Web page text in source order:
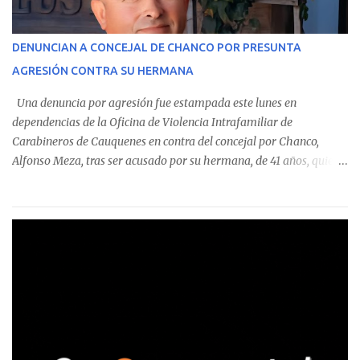
operaciones. Asimismo, se precisa que uno de los casos
corresponde a un funcionario de la Municipalidad de Chanco,
detectaron incumplimientos a la normativa vigente. El informe
precisa que la mayor cantidad de dinero apostado se registró en
Talca, donde...
DENUNCIAN A CONCEJAL DE CHANCO POR PRESUNTA
AGRESIÓN CONTRA SU HERMANA
Una denuncia por agresión fue estampada este lunes en
dependencias de la Oficina de Violencia Intrafamiliar de
Carabineros de Cauquenes en contra del concejal por Chanco,
Alfonso Meza, tras ser acusado por su hermana, de 41 años, quien
relató que los hechos ocurrieron cerca de las 11:30 horas en el
trabajadores, el edil descendió del vehículo y, en medio de la